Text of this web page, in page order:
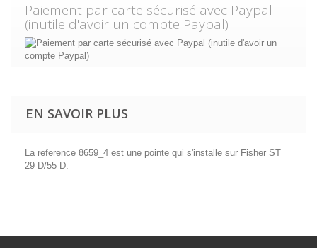
Paiement par carte sécurisé avec Paypal
(inutile d'avoir un compte Paypal)
EN SAVOIR PLUS
La reference 8659_4 est une pointe qui s'installe sur Fisher ST
29 D/55 D.